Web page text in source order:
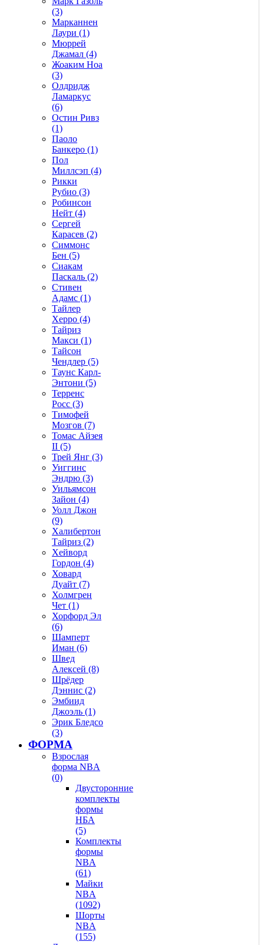
(3)
Марканнен
Лаури (1)
Мюррей
Джамал (4)
Жоаким Ноа
(3)
Олдридж
Ламаркус
(6)
Остин Ривз
(1)
Паоло
Банкеро (1)
Пол
Миллсэп (4)
Рикки
Рубио (3)
Робинсон
Нейт (4)
Сергей
Карасев (2)
Симмонс
Бен (5)
Сиакам
Паскаль (2)
Стивен
Адамс (1)
Тайлер
Херро (4)
Тайриз
Макси (1)
Тайсон
Чендлер (5)
Таунс Карл-
Энтони (5)
Терренс
Росс (3)
Тимофей
Мозгов (7)
Томас Айзея
II (5)
Трей Янг (3)
Уиггинс
Эндрю (3)
Уильямсон
Зайон (4)
Уолл Джон
(9)
Халибертон
Тайриз (2)
Хейворд
Гордон (4)
Ховард
Дуайт (7)
Холмгрен
Чет (1)
Хорфорд Эл
(6)
Шамперт
Иман (6)
Швед
Алексей (8)
Шрёдер
Дэннис (2)
Эмбиид
Джоэль (1)
Эрик Бледсо
(3)
ФОРМА
Взрослая
форма NBA
(0)
Двусторонние
комплекты
формы
НБА
(5)
Комплекты
формы
NBA
(61)
Майки
NBA
(1092)
Шорты
NBA
(155)